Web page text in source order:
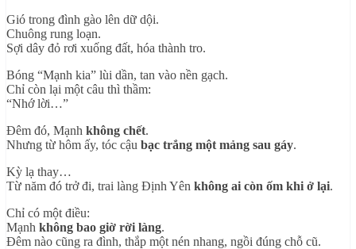
Gió trong đình gào lên dữ dội.
Chuông rung loạn.
Sợi dây đỏ rơi xuống đất, hóa thành tro.
Bóng “Mạnh kia” lùi dần, tan vào nền gạch.
Chỉ còn lại một câu thì thầm:
“Nhớ lời…”
Đêm đó, Mạnh không chết.
Nhưng từ hôm ấy, tóc cậu bạc trắng một mảng sau gáy.
Kỳ lạ thay…
Từ năm đó trở đi, trai làng Định Yên không ai còn ốm khi ở lại.
Chỉ có một điều:
Mạnh không bao giờ rời làng.
Đêm nào cũng ra đình, thắp một nén nhang, ngồi đúng chỗ cũ.